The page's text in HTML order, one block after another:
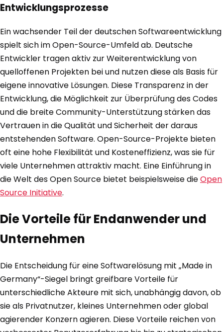
Entwicklungsprozesse
Ein wachsender Teil der deutschen Softwareentwicklung
spielt sich im Open-Source-Umfeld ab. Deutsche
Entwickler tragen aktiv zur Weiterentwicklung von
quelloffenen Projekten bei und nutzen diese als Basis für
eigene innovative Lösungen. Diese Transparenz in der
Entwicklung, die Möglichkeit zur Überprüfung des Codes
und die breite Community-Unterstützung stärken das
Vertrauen in die Qualität und Sicherheit der daraus
entstehenden Software. Open-Source-Projekte bieten
oft eine hohe Flexibilität und Kosteneffizienz, was sie für
viele Unternehmen attraktiv macht. Eine Einführung in
die Welt des Open Source bietet beispielsweise dieOpen
Source Initiative.
Die Vorteile für Endanwender und
Unternehmen
Die Entscheidung für eine Softwarelösung mit „Made in
Germany“-Siegel bringt greifbare Vorteile für
unterschiedliche Akteure mit sich, unabhängig davon, ob
sie als Privatnutzer, kleines Unternehmen oder global
agierender Konzern agieren. Diese Vorteile reichen von